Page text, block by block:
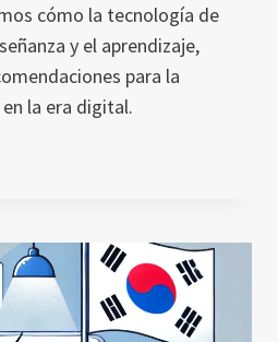
cómo la tecnología de
y el aprendizaje,
para la
la era digital.